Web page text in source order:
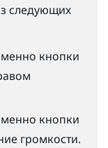
следующих
кнопки
кнопки
громкости.